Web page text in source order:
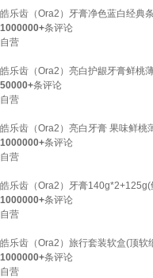
皓乐齿（Ora2）牙膏净色蓝白经典
1000000+条评论
自营
皓乐齿（Ora2）亮白护龈牙膏鲜桃
50000+条评论
自营
皓乐齿（Ora2）亮白牙膏 果味鲜桃
1000000+条评论
自营
皓乐齿（Ora2）牙膏
1000000+条评论
自营
皓乐齿（Ora2）旅行套装软盒(顶
1000000+条评论
自营